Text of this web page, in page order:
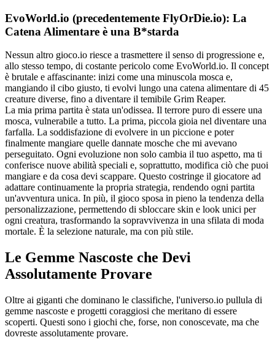
EvoWorld.io (precedentemente FlyOrDie.io): La
Catena Alimentare è una B*starda
Nessun altro gioco.io riesce a trasmettere il senso di progressione e,
allo stesso tempo, di costante pericolo come EvoWorld.io. Il concept
è brutale e affascinante: inizi come una minuscola mosca e,
mangiando il cibo giusto, ti evolvi lungo una catena alimentare di 45
creature diverse, fino a diventare il temibile Grim Reaper.
La mia prima partita è stata un'odissea. Il terrore puro di essere una
mosca, vulnerabile a tutto. La prima, piccola gioia nel diventare una
farfalla. La soddisfazione di evolvere in un piccione e poter
finalmente mangiare quelle dannate mosche che mi avevano
perseguitato. Ogni evoluzione non solo cambia il tuo aspetto, ma ti
conferisce nuove abilità speciali e, soprattutto, modifica ciò che puoi
mangiare e da cosa devi scappare. Questo costringe il giocatore ad
adattare continuamente la propria strategia, rendendo ogni partita
un'avventura unica. In più, il gioco sposa in pieno la tendenza della
personalizzazione, permettendo di sbloccare skin e look unici per
ogni creatura, trasformando la sopravvivenza in una sfilata di moda
mortale. È la selezione naturale, ma con più stile.
Le Gemme Nascoste che Devi
Assolutamente Provare
Oltre ai giganti che dominano le classifiche, l'universo.io pullula di
gemme nascoste e progetti coraggiosi che meritano di essere
scoperti. Questi sono i giochi che, forse, non conoscevate, ma che
dovreste assolutamente provare.